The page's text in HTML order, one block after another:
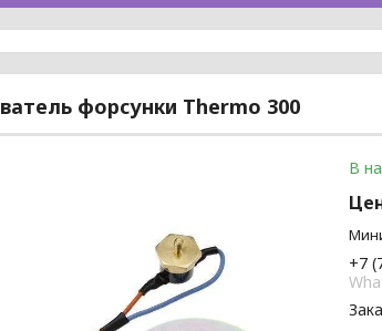
форсунки Thermo 300
В
+7